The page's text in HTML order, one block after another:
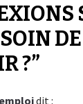
?”
dit :